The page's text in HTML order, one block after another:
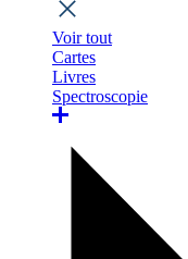
Voir tout
Cartes
Livres
Spectroscopie